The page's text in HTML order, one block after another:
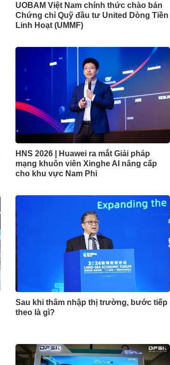
UOBAM Việt Nam chính thức chào bán
Chứng chỉ Quỹ đầu tư United Dòng Tiền
Linh Hoạt (UMMF)
HNS 2026 | Huawei ra mắt Giải pháp
mạng khuôn viên Xinghe AI nâng cấp
cho khu vực Nam Phi
Sau khi thâm nhập thị trường, bước tiếp
theo là gì?